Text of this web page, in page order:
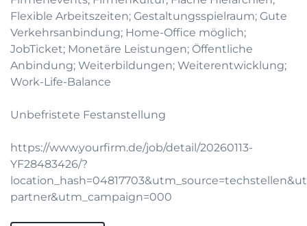
Flexible Arbeitszeiten; Gestaltungsspielraum; Gute
Verkehrsanbindung; Home-Office möglich;
JobTicket; Monetäre Leistungen; Öffentliche
Anbindung; Weiterbildungen; Weiterentwicklung;
Work-Life-Balance
Unbefristete Festanstellung
https://www.yourfirm.de/job/detail/20260113-
YF28483426/?
partner&utm_campaign=000